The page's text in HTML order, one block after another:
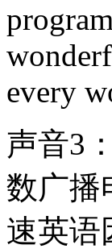
every
声音3
数广播
速英语